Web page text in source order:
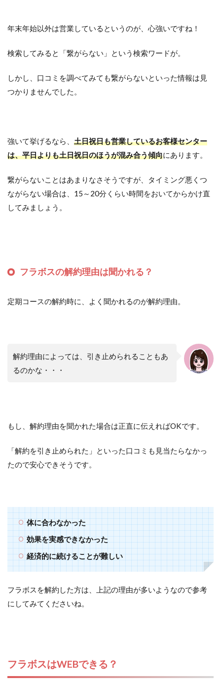
年末年始以外は営業しているというのが、心強いですね！
検索してみると「繋がらない」という検索ワードが。
しかし、口コミを調べてみても繋がらないといった情報は見
つかりませんでした。
強いて挙げるなら、 土日祝日も営業しているお客様センター
は、平日よりも土日祝日のほうが混み合う傾向にあります。
繋がらないことはあまりなさそうですが、タイミング悪くつ
ながらない場合は、15～20分くらい時間をおいてからかけ直
してみましょう。
フラボスの解約理由は聞かれる？
定期コースの解約時に、よく聞かれるのが解約理由。
解約理由によっては、引き止められることもあ
るのかな・・・
もし、解約理由を聞かれた場合は正直に伝えればOKです。
「解約を引き止められた」といった口コミも見当たらなかっ
たので安心できそうです。
体に合わなかった
効果を実感できなかった
経済的に続けることが難しい
フラボスを解約した方は、上記の理由が多いようなので参考
にしてみてくださいね。
フラボスはWEBできる？